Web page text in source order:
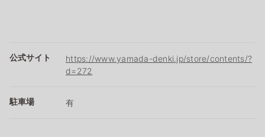
公式サイト
https://www.yamada-denki.jp/store/contents/?
d=272
駐車場 有